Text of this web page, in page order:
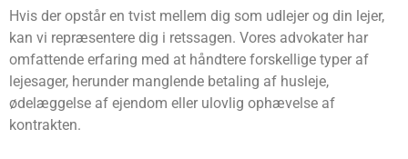
Hvis der opstår en tvist mellem dig som udlejer og din lejer,
kan vi repræsentere dig i retssagen. Vores advokater har
omfattende erfaring med at håndtere forskellige typer af
lejesager, herunder manglende betaling af husleje,
ødelæggelse af ejendom eller ulovlig ophævelse af
kontrakten.